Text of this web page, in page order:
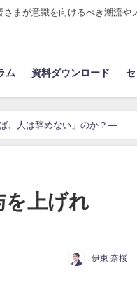
まが意識を向けるべき潮流や
ム 資料ダウンロード
、人は辞めない」のか？―
を上げれ
伊東 奈桜